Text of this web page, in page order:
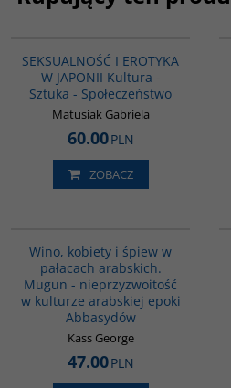
SEKSUALNOŚĆ I EROTYKA
W JAPONII Kultura -
Sztuka - Społeczeństwo
Matusiak Gabriela
60.00PLN
ZOBACZ
Wino, kobiety i śpiew w
pałacach arabskich.
Mugun - nieprzyzwoitość
w kulturze arabskiej epoki
Abbasydów
Kass George
47.00PLN